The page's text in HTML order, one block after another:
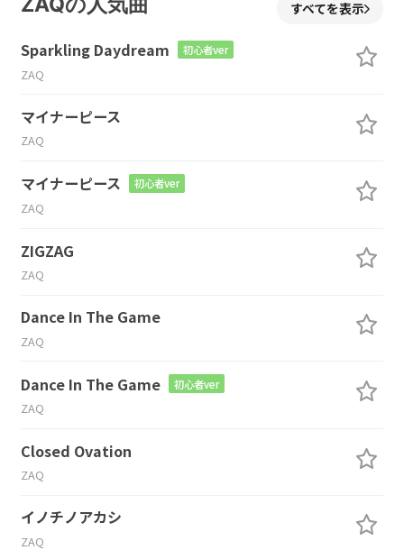
すべてを表示
Sparkling Daydream 初心者ver
ZAQ
マイナーピース
ZAQ
マイナーピース 初心者ver
ZAQ
ZIGZAG
ZAQ
Dance In The Game
ZAQ
Dance In The Game 初心者ver
ZAQ
Closed Ovation
ZAQ
イノチノアカシ
ZAQ